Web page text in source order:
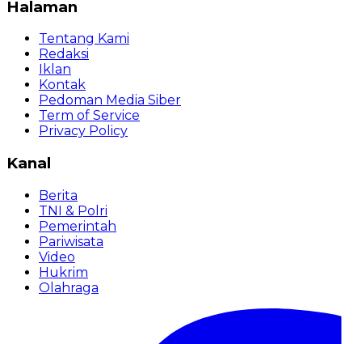
Halaman
Tentang Kami
Redaksi
Iklan
Kontak
Pedoman Media Siber
Term of Service
Privacy Policy
Kanal
Berita
TNI & Polri
Pemerintah
Pariwisata
Video
Hukrim
Olahraga